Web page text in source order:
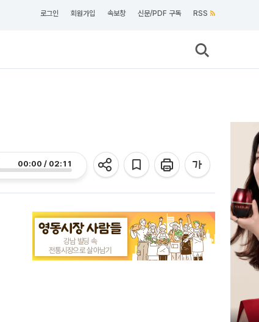
로그인 회원가입 속보창 신문/PDF 구독 RSS
00:00 / 02:11